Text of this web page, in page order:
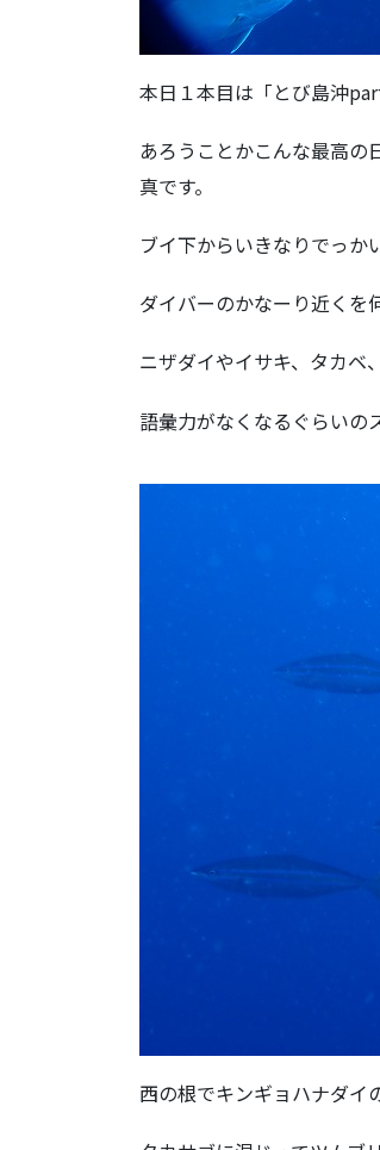
本日１本目は「とび島沖
あろうことかこんな最高の
真です。
ブイ下からいきなりでっか
ダイバーのかなーり近くを
ニザダイやイサキ、タカベ
語彙力がなくなるぐらいの
西の根でキンギョハナダイ